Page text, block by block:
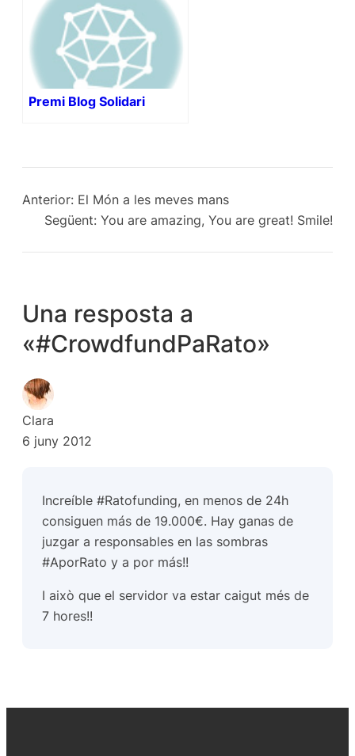
Premi Blog Solidari
Anterior: El Món a les meves mans
Següent: You are amazing, You are great! Smile!
Una resposta a
«#CrowdfundPaRato»
Clara
6 juny 2012
Increíble #Ratofunding, en menos de 24h
consiguen más de 19.000€. Hay ganas de
juzgar a responsables en las sombras
#AporRato y a por más!!
I això que el servidor va estar caigut més de
7 hores!!